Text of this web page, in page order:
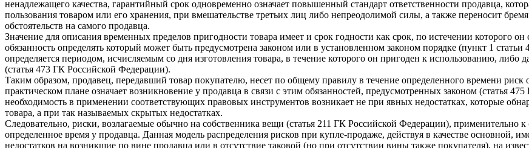
ненадлежащего качества, гарантийный срок одновременно означает повышенный стандарт ответственности продавца,
пользования товаром или его хранения, при вмешательстве третьих лиц либо непреодолимой силы, а также переносит
обстоятельств на самого продавца.
Значение для описания временных пределов пригодности товара имеет и срок годности как срок, по истечении которого
обязанность определять который может быть предусмотрена законом или в установленном законом порядке (пункт 1
определяется периодом, исчисляемым со дня изготовления товара, в течение которого он пригоден к использованию, либо
(статья 473 ГК Российской Федерации).
Таким образом, продавец, передавший товар покупателю, несет по общему правилу в течение определенного времени риск
практическом плане означает возникновение у продавца в связи с этим обязанностей, предусмотренных законом (статья
необходимость в применении соответствующих правовых инструментов возникает не при явных недостатках, которые
товара, а при так называемых скрытых недостатках.
Следовательно, риски, возлагаемые обычно на собственника вещи (статья 211 ГК Российской Федерации), применительно
определенное время у продавца. Данная модель распределения рисков при купле-продаже, действуя в качестве основной,
недостатков на возникшие по вине продавца или в отсутствие таковой (но при отсутствии вины также покупателя), на